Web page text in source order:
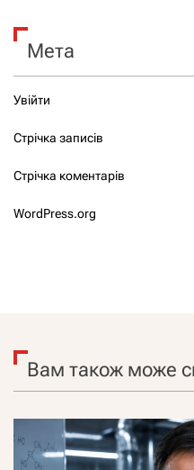
Мета
Увійти
Стрічка записів
Стрічка коментарів
WordPress.org
Вам також може